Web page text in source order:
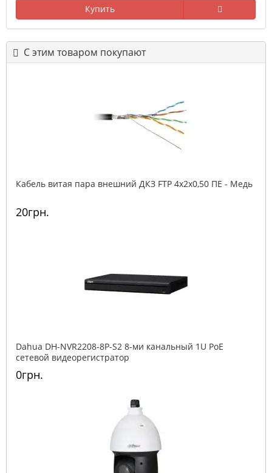
Купить
С этим товаром покупают
Кабель витая пара внешний ДКЗ FTP 4x2x0,50 ПE - Медь
20грн.
Dahua DH-NVR2208-8P-S2 8-ми канальный 1U PoE
сетевой видеорегистратор
0грн.